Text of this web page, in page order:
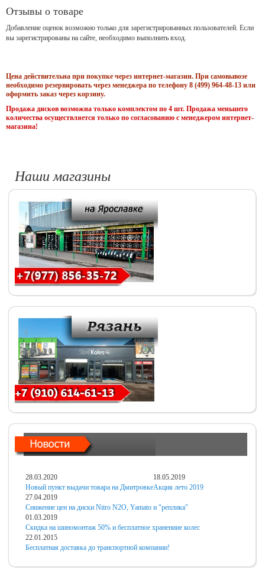
Отзывы о товаре
Добавление оценок возможно только для зарегистрированных пользователей. Если
вы зарегистрированы на сайте, необходимо выполнить вход.
Цена действительна при покупке через интернет-магазин. При самовывозе
необходимо резервировать через менеджера по телефону 8 (499) 964-48-13 или
оформить заказ через корзину.
Продажа дисков возможна только комплектом по 4 шт. Продажа меньшего
количества осуществляется только по согласованию с менеджером интернет-
магазина!
Наши магазины
28.03.2020
Новый пункт выдачи товара на Дмитровке
18.05.2019
Акция лето 2019
27.04.2019
Снижение цен на диски Nitro N2O, Yamato и "реплика"
01.03.2019
Скидка на шиномонтаж 50% и бесплатное хранениие колес
22.01.2015
Бесплатная доставка до транспортной компании!